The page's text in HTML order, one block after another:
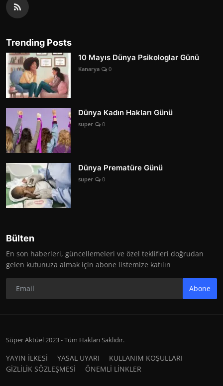
Trending Posts
10 Mayıs Dünya Psikologlar Günü
Kanarya 0
Dünya Kadın Hakları Günü
super 0
Dünya Prematüre Günü
super 0
Bülten
En son haberleri, güncellemeleri ve özel teklifleri doğrudan
gelen kutunuza almak için abone listemize katılın
Abone
Süper Aktüel 2023 - Tüm Hakları Saklıdır.
YAYIN İLKESİ YASAL UYARI
KULLANIM KOŞULLARI
GİZLİLİK SÖZLEŞMESİ
ÖNEMLİ LİNKLER